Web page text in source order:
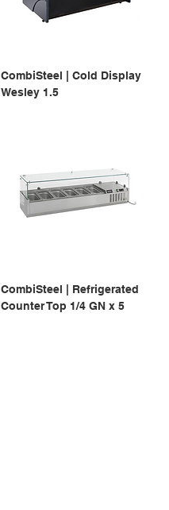
CombiSteel | Cold Display
Wesley 1.5
CombiSteel | Refrigerated
Counter Top 1/4 GN x 5